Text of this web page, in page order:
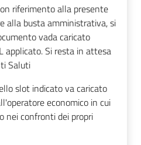
riferimento alla presente
alla busta amministrativa, si
vada caricato
applicato. Si resta in attesa
Saluti
slot indicato va caricato
economico in cui
nei confronti dei propri